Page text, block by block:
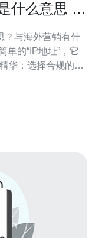
什么意思 与
？与海外营销有什
华：选择合规的香
战略资产，结合